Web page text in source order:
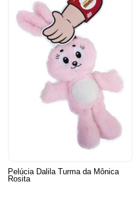
Pelúcia Dalila Turma da Mônica
Rosita